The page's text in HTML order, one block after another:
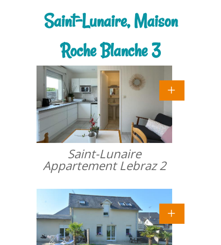
Saint-Lunaire, Maison
Roche Blanche 3
Saint-Lunaire
Appartement Lebraz 2